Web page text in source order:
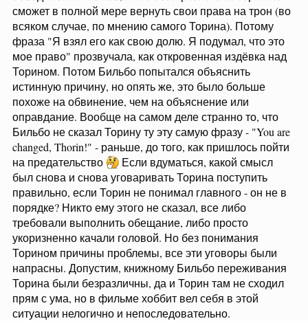
сможет в полной мере вернуть свои права на трон (во
всяком случае, по мнению самого Торина). Потому
фраза "Я взял его как свою долю. Я подумал, что это
мое право" прозвучала, как откровенная издёвка над
Торином. Потом Бильбо попытался объяснить
истинную причину, но опять же, это было больше
похоже на обвинение, чем на объяснение или
оправдание. Вообще на самом деле странно то, что
Бильбо не сказал Торину ту эту самую фразу - "You are
changed, Thorin!" - раньше, до того, как пришлось пойти
на предательство
Если вдуматься, какой смысл
был снова и снова уговаривать Торина поступить
правильно, если Торин не понимал главного - он не в
порядке? Никто ему этого не сказал, все либо
требовали выполнить обещание, либо просто
укоризненно качали головой. Но без понимания
Торином причины проблемы, все эти уговоры были
напрасны. Допустим, книжному Бильбо переживания
Торина были безразличны, да и Торин там не сходил
прям с ума, но в фильме хоббит вел себя в этой
ситуации нелогично и непоследовательно.